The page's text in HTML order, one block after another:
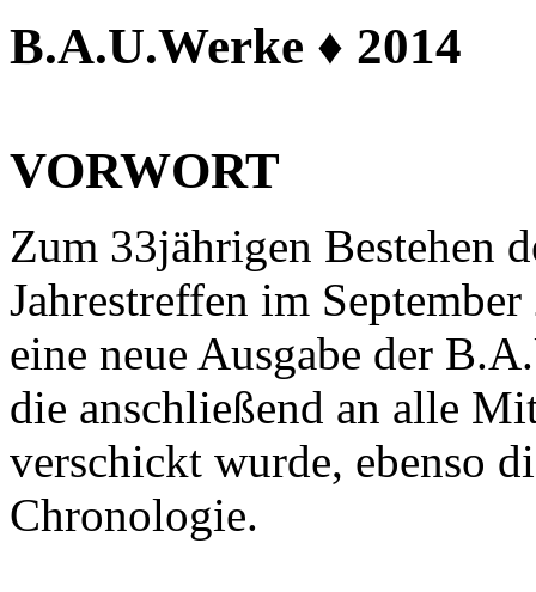
B.A.U.Werke ♦ 2014
VORWORT
Zum 33jährigen Bestehen
Jahrestreffen im
eine neue Ausgabe der
die anschließend an alle
verschickt wurde, ebenso
Chronologie.